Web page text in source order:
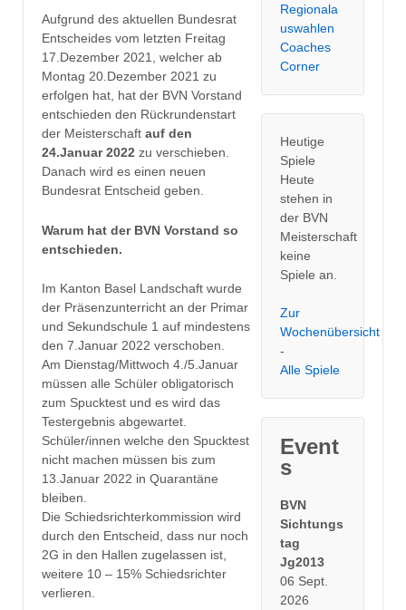
Aufgrund des aktuellen Bundesrat
Entscheides vom letzten Freitag
17.Dezember 2021, welcher ab
Montag 20.Dezember 2021 zu
erfolgen hat, hat der BVN Vorstand
entschieden den Rückrundenstart
der Meisterschaft auf den
24.Januar 2022 zu verschieben.
Danach wird es einen neuen
Bundesrat Entscheid geben.
Warum hat der BVN Vorstand so
entschieden.
Im Kanton Basel Landschaft wurde
der Präsenzunterricht an der Primar
und Sekundschule 1 auf mindestens
den 7.Januar 2022 verschoben.
Am Dienstag/Mittwoch 4./5.Januar
müssen alle Schüler obligatorisch
zum Spucktest und es wird das
Testergebnis abgewartet.
Schüler/innen welche den Spucktest
nicht machen müssen bis zum
13.Januar 2022 in Quarantäne
bleiben.
Die Schiedsrichterkommission wird
durch den Entscheid, dass nur noch
2G in den Hallen zugelassen ist,
weitere 10 – 15% Schiedsrichter
verlieren.
Regionala
uswahlen
Coaches
Corner
Heutige
Spiele
Heute
stehen in
der BVN
Meisterschaft
keine
Spiele an.
Zur
Wochenübersicht
-
Alle Spiele
Event
s
BVN
Sichtungs
tag
Jg2013
06 Sept.
2026